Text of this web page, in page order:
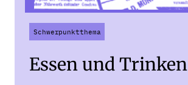
Schwerpunktthema
Essen und Trinken